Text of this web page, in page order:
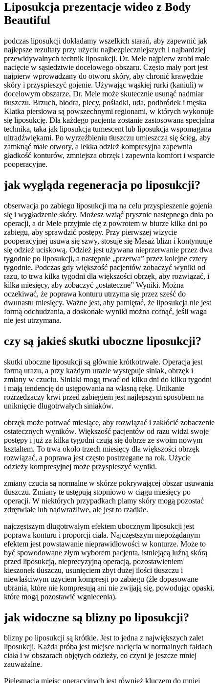
Liposukcja prezentacje wideo z Body
Beautiful
podczas liposukcji dokładamy wszelkich starań, aby zapewnić jak
najlepsze rezultaty przy użyciu najbezpieczniejszych i najbardziej
przewidywalnych technik liposukcji. Dr. Mele najpierw zrobi małe
nacięcie w sąsiedztwie docelowego obszaru. Często mały port jest
najpierw wprowadzany do otworu skóry, aby chronić krawędzie
skóry i przyspieszyć gojenie. Używając wąskiej rurki (kaniuli) w
docelowym obszarze, Dr. Mele może skutecznie usunąć nadmiar
tłuszczu. Brzuch, biodra, plecy, pośladki, uda, podbródek i męska
Klatka piersiowa są powszechnymi regionami, w których wykonuje
się liposukcję. Dla każdego pacjenta zostanie zastosowana specjalna
technika, taka jak liposukcja tumescent lub liposukcja wspomagana
ultradźwiękami. Po wyrzeźbieniu tłuszczu umieszcza się ścieg, aby
zamknąć małe otwory, a lekka odzież kompresyjna zapewnia
gładkość konturów, zmniejsza obrzęk i zapewnia komfort i wsparcie
pooperacyjne.
jak wygląda regeneracja po liposukcji?
obserwacja po zabiegu liposukcji ma na celu przyspieszenie gojenia
się i wygładzenie skóry. Możesz wziąć prysznic następnego dnia po
operacji, a dr Mele przyjmie cię z powrotem w biurze kilka dni po
zabiegu, aby sprawdzić postępy. Przy pierwszej wizycie
pooperacyjnej usuwa się szwy, stosuje się Masaż blizn i kontynuuje
się odzież uciskową. Odzież jest używana nieprzerwanie przez dwa
tygodnie po liposukcji, a następnie „przerwa” przez kolejne cztery
tygodnie. Podczas gdy większość pacjentów zobaczyć wyniki od
razu, to trwa kilka tygodni dla większości obrzęk, aby rozwiązać, i
kilka miesięcy, aby zobaczyć „ostateczne” Wyniki. Można
oczekiwać, że poprawa konturu utrzyma się przez sześć do
dwunastu miesięcy. Ważne jest, aby pamiętać, że liposukcja nie jest
formą odchudzania, a doskonałe wyniki można cofnąć, jeśli waga
nie jest utrzymana.
czy są jakieś skutki uboczne liposukcji?
skutki uboczne liposukcji są głównie krótkotrwałe. Operacja jest
formą urazu, a przy każdym urazie występuje siniak, obrzęk i
zmiany w czuciu. Siniaki mogą trwać od kilku dni do kilku tygodni
i mają tendencję do ustępowania na własną rękę. Unikanie
rozrzedzaczy krwi przed zabiegiem jest najlepszym sposobem na
uniknięcie długotrwałych siniaków.
obrzęk może potrwać miesiące, aby rozwiązać i zakłócić zobaczenie
ostatecznych wyników. Większość pacjentów od razu widzi swoje
postępy i już za kilka tygodni czują się dobrze ze swoim nowym
kształtem. To trwa około trzech miesięcy dla większości obrzęk
rozwiązać, a poprawa jest często postrzegane na rok. Użycie
odzieży kompresyjnej może przyspieszyć wyniki.
zmiany czucia są normalne w skórze pokrywającej obszar usuwania
tłuszczu. Zmiany te ustępują stopniowo w ciągu miesięcy po
operacji. W niektórych przypadkach plamy skóry mogą pozostać
zdrętwiałe lub nadwrażliwe, ale jest to rzadkie.
najczęstszym długotrwałym efektem ubocznym liposukcji jest
poprawa konturu i proporcji ciała. Najczęstszym niepożądanym
efektem jest powstawanie nieprawidłowości w konturze. Może to
być spowodowane złym wyborem pacjenta, istniejącą luźną skórą
przed liposukcją, nieprecyzyjną operacją, pozostawieniem
kieszonek tłuszczu, usunięciem zbyt dużej ilości tłuszczu i
niewłaściwym użyciem kompresji po zabiegu (źle dopasowane
ubrania, które nie kompresują ani nie zwijają się, powodując opaski,
które mogą pozostawić wgniecenia).
jak widoczne są blizny po liposukcji?
blizny po liposukcji są krótkie. Jest to jedna z największych zalet
liposukcji. Każda próba jest miejsce nacięcia w normalnych fałdach
ciała i w obszarach objętych odzieży, co czyni je jeszcze mniej
zauważalne.
Pielęgnacja miejsc operacyjnych jest również kluczem do mniej